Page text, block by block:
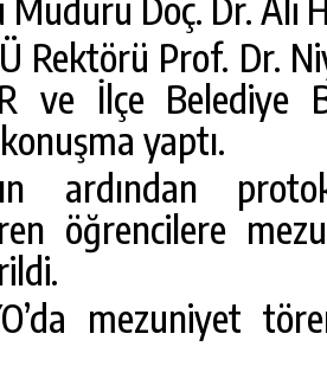
Doç. Dr. Ali
Rektörü Prof. Dr.
ve İlçe Belediye
yaptı.
ardından
öğrencilere
mezuniyet